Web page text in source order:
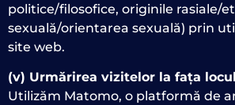
politice/filosofice, originile rasiale/
sexuală/orientarea sexuală) prin
site web.
(v) Urmărirea vizitelor la fața
Utilizăm Matomo, o platformă de